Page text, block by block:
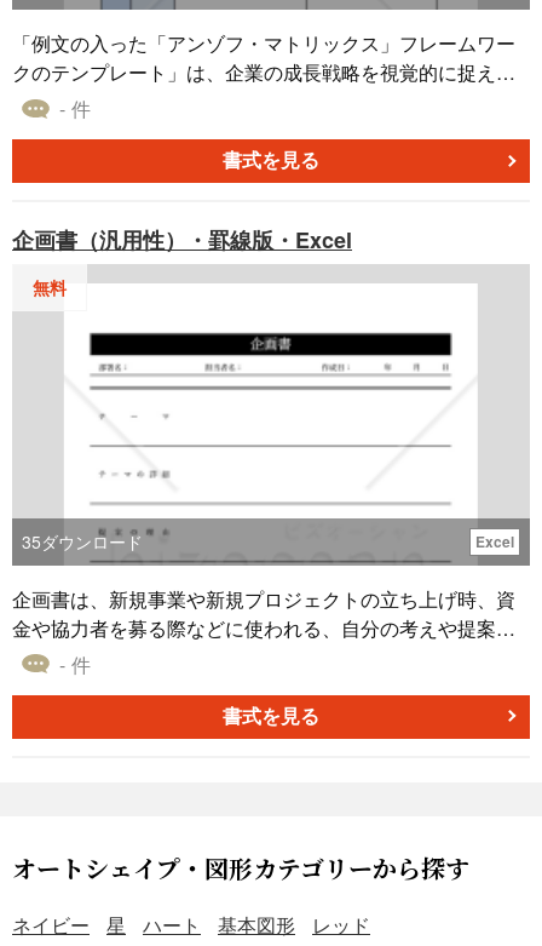
「例文の入った「アンゾフ・マトリックス」フレームワー
クのテンプレート」は、企業の成長戦略を視覚的に捉える
ための有用なツールです。製品と市場、それぞれの既存性
拓、製品開発、多角化）を明確に表現します。例えば、新
製品開発の計画段階や新市場への進出を検討していると
を明確に視覚化でき、戦略策定の適切な方向性を見つけ出
す手助けとなります。また、PowerPoint形式のため要点を
迅速に編集したり、視覚的な表現を調整したりすることが
できます。無料ダウンロードが可能なこのテンプレートを
使用することで、事業の拡大や新規事業の開発における戦
略策定の質向上にお役立てください。
- 件
書式を見る
企画書（汎用性）・罫線版・Excel
無料
35ダウンロード Excel
企画書は、新規事業や新規プロジェクトの立ち上げ時、資
金や協力者を募る際などに使われる、自分の考えや提案を
相手に伝えるための文書です。 相手の興味を引き、ニーズ
成においては重要です。そのため、自分の提案だけでな
く、相手に行動を促すような内容を記載する必要がありま
活用ください。
- 件
書式を見る
オートシェイプ・図形カテゴリーから探す
ネイビー 星 ハート 基本図形
レッド